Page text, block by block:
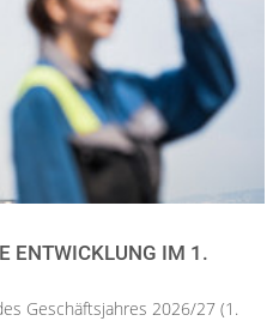
ENTWICKLUNG IM 1.
Geschäftsjahres 2026/27 (1.